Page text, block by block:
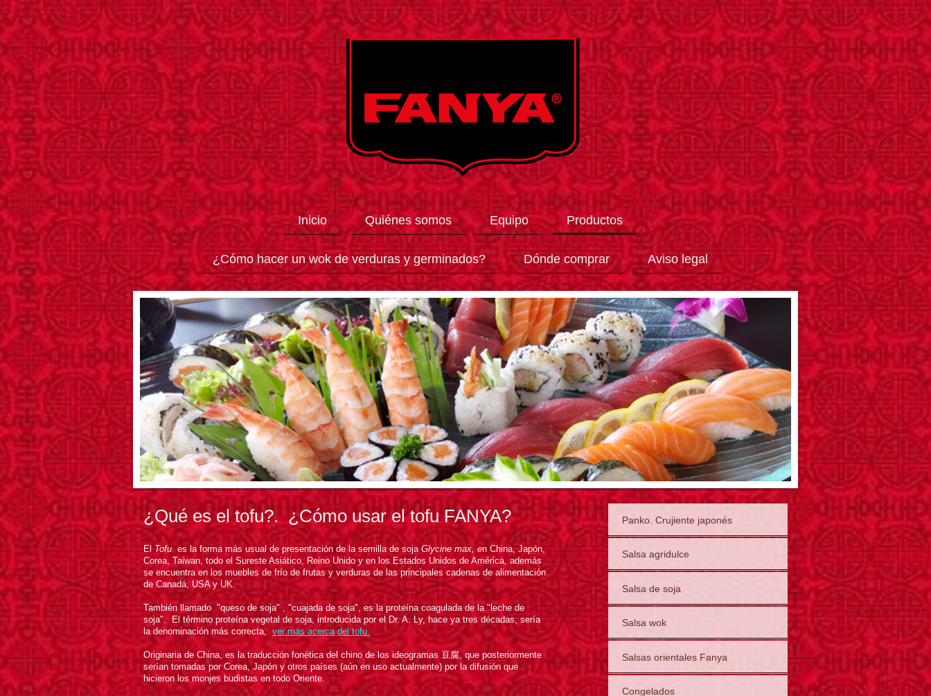
Inicio Quiénes somos Equipo Productos
¿Cómo hacer un wok de verduras y germinados? Dónde comprar Aviso legal
¿Qué es el tofu?. ¿Cómo usar el tofu FANYA?
ElTofu es la forma más usual de presentación de la semilla de soja Glycine max, en China, Japón,
Corea, Taiwan, todo el Sureste Asiático, Reino Unido y en los Estados Unidos de América, además
se encuentra en los muebles de frío de frutas y verduras de las principales cadenas de alimentación
de Canadá, USA y UK.
También llamado "queso de soja" , "cuajada de soja", es la proteína coagulada de la "leche de
soja". El término proteína vegetal de soja , introducida por el Dr. A. Ly, hace ya tres décadas, sería
la denominación más correcta, ver más acerca del tofu.
Originaria de China, es la traducción fonética del chino de los ideogramas 豆腐 , que posteriormente
serían tomadas por Corea, Japón y otros países (aún en uso actualmente) por la difusión que
hicieron los monjes budistas en todo Oriente.
Panko. Crujiente japonés
Salsa agridulce
Salsa de soja
Salsa wok
Salsas orientales Fanya
Congelados